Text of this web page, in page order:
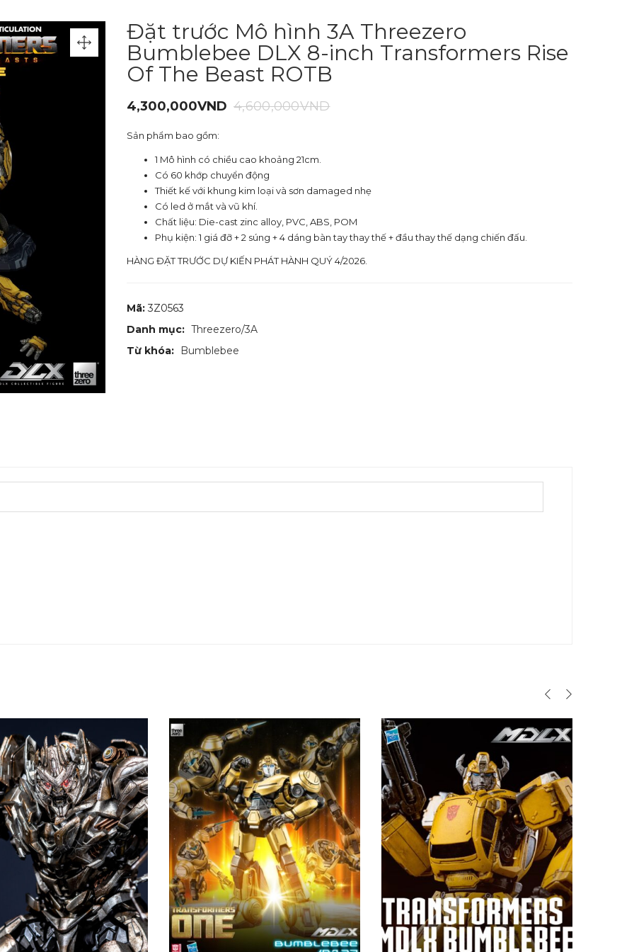
Đặt trước Mô hình 3A Threezero
Bumblebee DLX 8-inch Transformers Rise
Of The Beast ROTB
4,300,000VND 4,600,000VND
Sản phẩm bao gồm:
1 Mô hình có chiều cao khoảng 21cm.
Có 60 khớp chuyển động
Thiết kế với khung kim loại và sơn damaged nhẹ
Có led ở mắt và vũ khí.
Chất liệu: Die-cast zinc alloy, PVC, ABS, POM
Phụ kiện: 1 giá đỡ + 2 súng + 4 dáng bàn tay thay thế + đầu thay thế dạng chiến đấu.
HÀNG ĐẶT TRƯỚC DỰ KIẾN PHÁT HÀNH QUÝ 4/2026.
Mã:3Z0563
Danh mục: Threezero/3A
Từ khóa:
Bumblebee